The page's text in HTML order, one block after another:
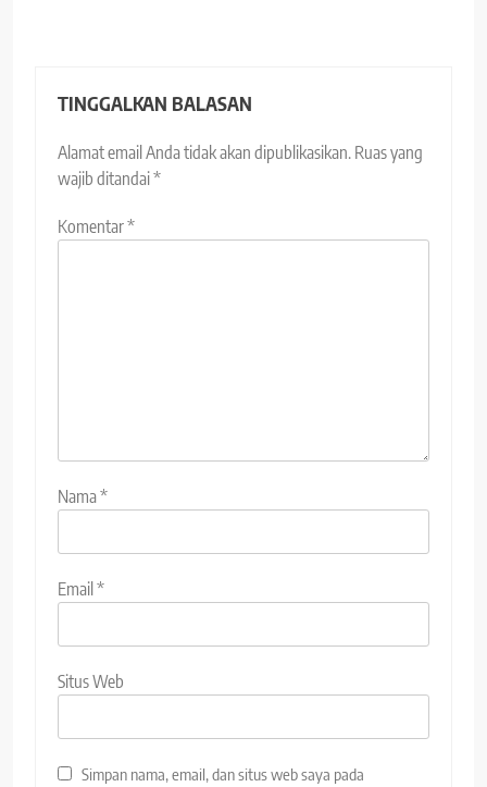
TINGGALKAN BALASAN
Alamat email Anda tidak akan dipublikasikan. Ruas yang
wajib ditandai*
Komentar*
Nama*
Email*
Situs Web
Simpan nama, email, dan situs web saya pada